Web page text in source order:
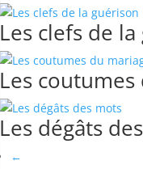
Les clefs de
Les coutumes
Les dégâts
←